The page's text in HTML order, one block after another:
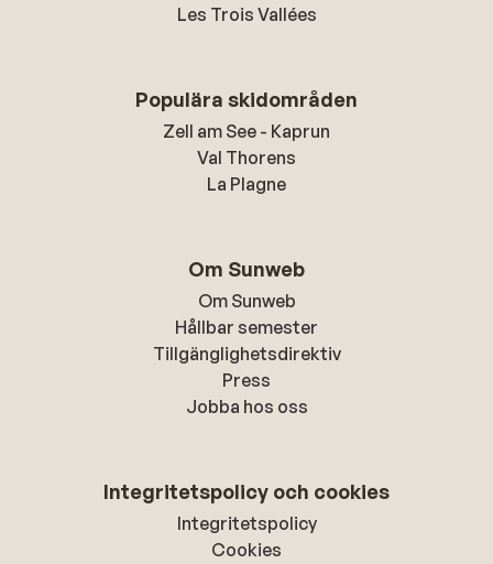
Les Trois Vallées
Populära skidområden
Zell am See - Kaprun
Val Thorens
La Plagne
Om Sunweb
Om Sunweb
Hållbar semester
Tillgänglighetsdirektiv
Press
Jobba hos oss
Integritetspolicy och cookies
Integritetspolicy
Cookies